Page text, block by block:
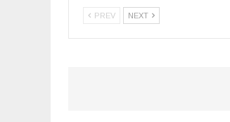
PREV NEXT